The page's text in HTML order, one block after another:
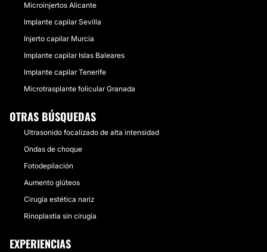
Microinjertos Alicante
Implante capilar Sevilla
Injerto capilar Murcia
Implante capilar Islas Baleares
Implante capilar Tenerife
Microtrasplante folicular Granada
OTRAS BÚSQUEDAS
Ultrasonido focalizado de alta intensidad
Ondas de choque
Fotodepilación
Aumento glúteos
Cirugía estética nariz
Rinoplastia sin cirugía
EXPERIENCIAS